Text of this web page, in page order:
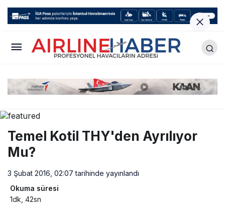
Temel Kotil THY'den Ayrılıyor
Mu?
3 Şubat 2016, 02:07 tarihinde yayınlandı
Okuma süresi
1dk, 42sn